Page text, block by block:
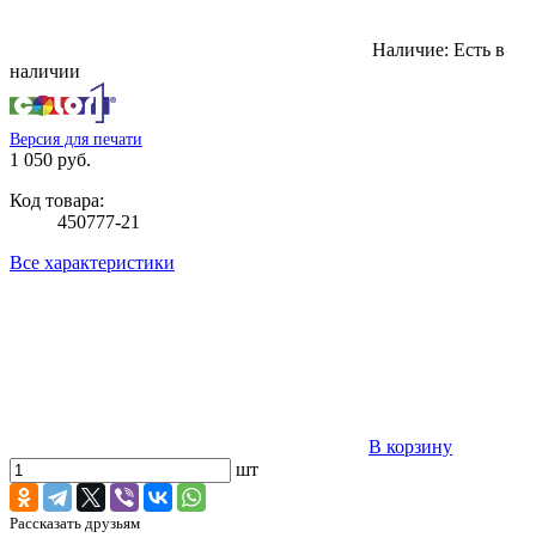
Наличие: Есть в
наличии
Версия для печати
1 050 руб.
Код товара:
450777-21
Все характеристики
В корзину
шт
Рассказать друзьям